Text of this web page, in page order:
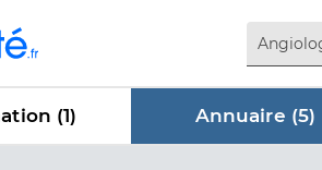
(1) Annuaire (5)